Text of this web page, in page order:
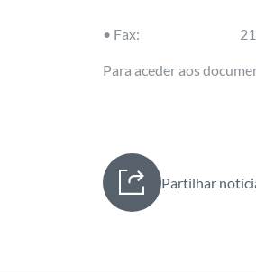
• Fax: 219
Para aceder aos
Partilhar